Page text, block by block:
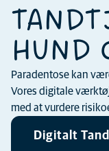
HUND
Paradentose kan
Vores digitale
med at vurdere
Digitalt